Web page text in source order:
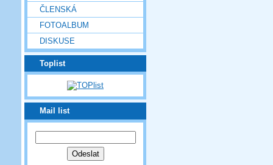
ČLENSKÁ
FOTOALBUM
DISKUSE
Toplist
Mail list